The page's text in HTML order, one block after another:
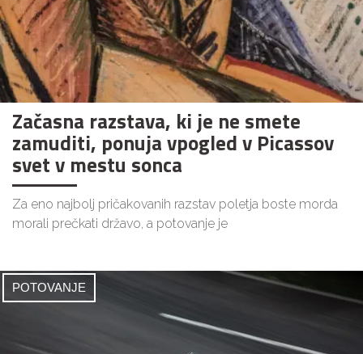
Začasna razstava, ki je ne smete
zamuditi, ponuja vpogled v Picassov
svet v mestu sonca
Za eno najbolj pričakovanih razstav poletja boste morda
morali prečkati državo, a potovanje je
POTOVANJE